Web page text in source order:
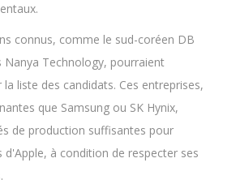
connus, comme le sud-coréen DB
Nanya Technology, pourraient
liste des candidats. Ces entreprises,
que Samsung ou SK Hynix,
de production suffisantes pour
d'Apple, à condition de respecter ses